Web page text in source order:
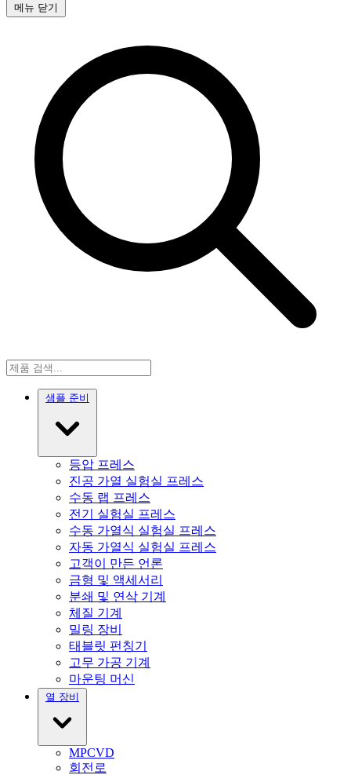
메뉴 닫기
샘플 준비
등압 프레스
진공 가열 실험실 프레스
수동 랩 프레스
전기 실험실 프레스
수동 가열식 실험실 프레스
자동 가열식 실험실 프레스
고객이 만든 언론
금형 및 액세서리
분쇄 및 연삭 기계
체질 기계
밀링 장비
태블릿 펀칭기
고무 가공 기계
마운팅 머신
열 장비
MPCVD
회전로